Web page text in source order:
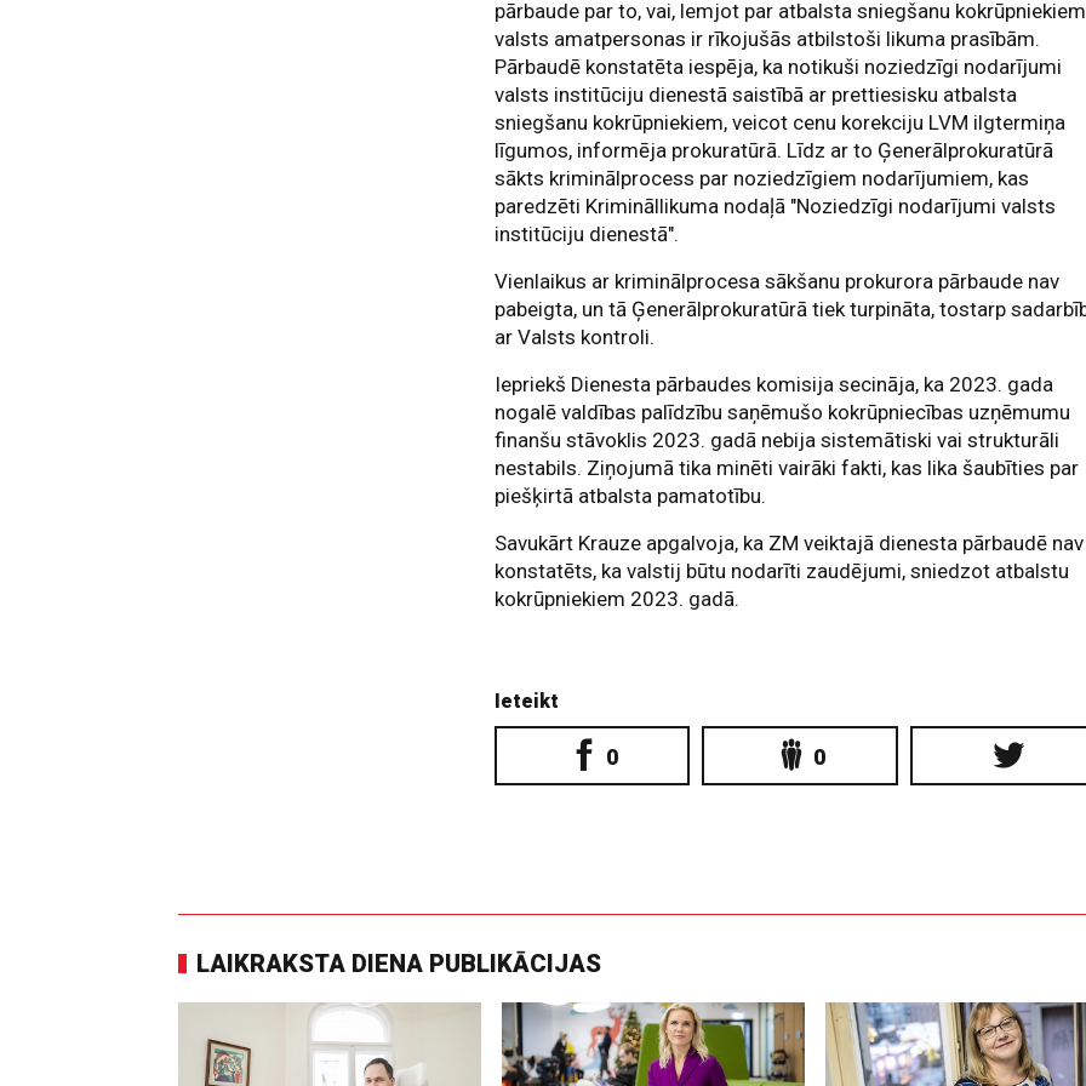
pārbaude par to, vai, lemjot par atbalsta sniegšanu
valsts amatpersonas ir rīkojušās atbilstoši likuma prasībām.
Pārbaudē konstatēta iespēja, ka notikuši noziedzīgi nodarījumi
valsts institūciju dienestā saistībā ar prettiesisku atbalsta
sniegšanu kokrūpniekiem, veicot cenu korekciju LVM ilgtermiņa
līgumos, informēja prokuratūrā. Līdz ar to Ģenerālprokuratūrā
sākts kriminālprocess par noziedzīgiem nodarījumiem, kas
paredzēti Krimināllikuma nodaļā "Noziedzīgi nodarījumi valsts
institūciju dienestā".
Vienlaikus ar kriminālprocesa sākšanu prokurora pārbaude nav
pabeigta, un tā Ģenerālprokuratūrā tiek turpināta, tostarp
ar Valsts kontroli.
Iepriekš Dienesta pārbaudes komisija secināja, ka 2023. gada
nogalē valdības palīdzību saņēmušo kokrūpniecības uzņēmumu
finanšu stāvoklis 2023. gadā nebija sistemātiski vai strukturāli
nestabils. Ziņojumā tika minēti vairāki fakti, kas lika šaubīties par
piešķirtā atbalsta pamatotību.
Savukārt Krauze apgalvoja, ka ZM veiktajā dienesta pārbaudē nav
konstatēts, ka valstij būtu nodarīti zaudējumi, sniedzot atbalstu
kokrūpniekiem 2023. gadā.
Ieteikt
0 0
LAIKRAKSTA DIENA PUBLIKĀCIJAS